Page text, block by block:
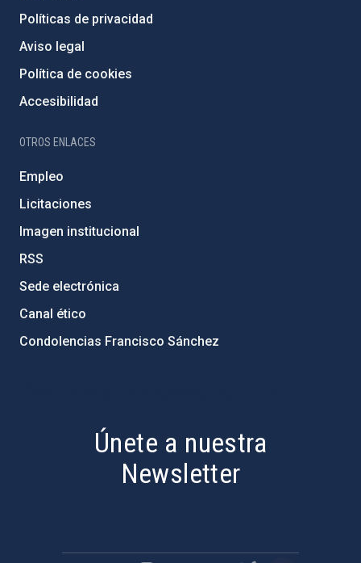
Políticas de privacidad
Aviso legal
Política de cookies
Accesibilidad
OTROS ENLACES
Empleo
Licitaciones
Imagen institucional
RSS
Sede electrónica
Canal ético
Condolencias Francisco Sánchez
Únete a nuestra
Newsletter